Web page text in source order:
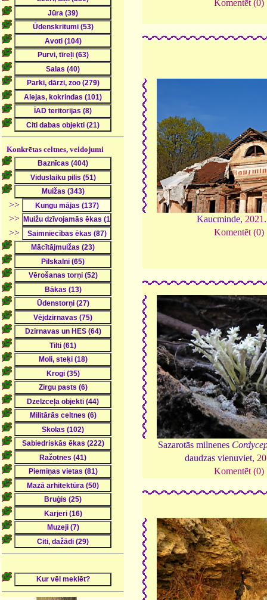
Konkrētas celtnes, veidojumi
>>
>>
>>
Komentēt (0)
Kaucminde, 2021
Komentēt (0)
Sazarotās milnenes
daudzas vienuviet,
Komentēt (0)